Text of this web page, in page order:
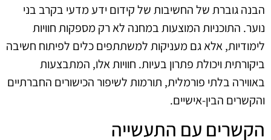
הבנה גוברת של החשיבות של קידום ידע מדעי בקרב בני
נוער. התוכניות המוצעות במחנה לא רק מספקות חוויות
לימודיות, אלא גם מעניקות למשתתפים כלים לפיתוח חשיבה
ביקורתית ויכולת פתרון בעיות. חוויות אלו, המתבצעות
באווירה בלתי פורמלית, תורמות לשיפור הכישורים החברתיים
והקשרים הבין-אישיים.
הקשרים עם התעשייה